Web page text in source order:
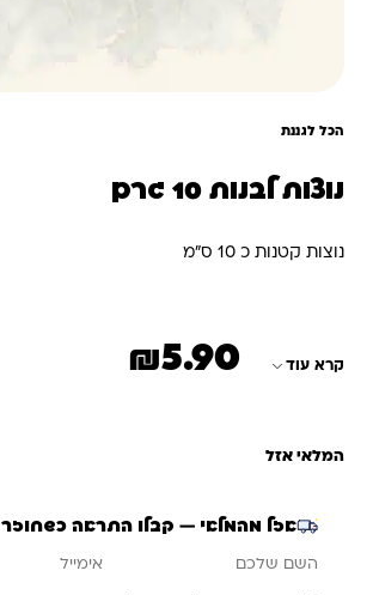
הכל לגננת
נוצות לבנות 10 גרם
נוצות קטנות כ 10 ס"מ
קרא עוד ₪5.90
המלאי אזל
אזל מהמלאי — קבלו התראה כשחוזר